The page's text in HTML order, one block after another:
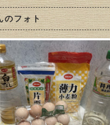
のフォト